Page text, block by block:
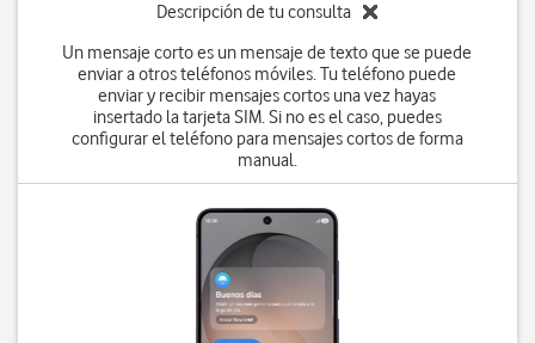
Descripción de tu consulta
Un mensaje corto es un mensaje de texto que se puede
enviar a otros teléfonos móviles. Tu teléfono puede
enviar y recibir mensajes cortos una vez hayas
insertado la tarjeta SIM. Si no es el caso, puedes
configurar el teléfono para mensajes cortos de forma
manual.